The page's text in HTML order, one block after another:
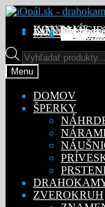
Preskočiť
navigáciu
Preskočiť
obsah
KONTAKT
INFORMÁCIE
Ochrana
MÔJ ÚČET
Adresy
Detaily
Na
Products
search
Menu
DOMOV
ŠPERKY
ZVEROKRUH